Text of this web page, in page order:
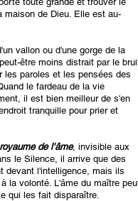
maison de Dieu. Elle est au-
vallon ou d'une gorge de la
être moins distrait par le bruit
les paroles et les pensées des
le fardeau de la vie
il est bien meilleur de s'en
tranquille pour prier et
de l'âme, invisible aux
le Silence, il arrive que des
devant l'intelligence, mais ils
la volonté. L'âme du maître peut
qui les fait disparaître.